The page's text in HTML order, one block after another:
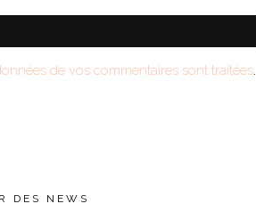
de vos commentaires sont traitées.
DES NEWS